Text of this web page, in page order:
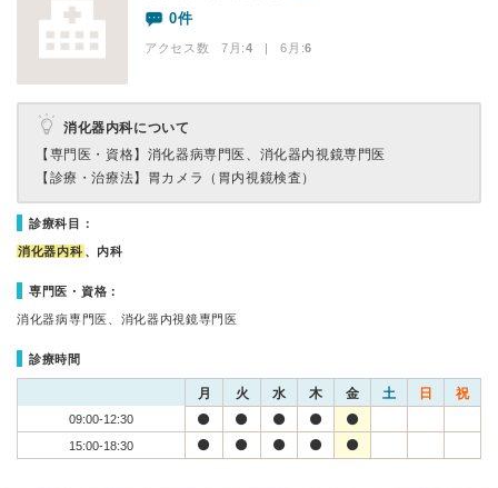
0件
アクセス数 7月:4 | 6月:6
消化器内科について
【専門医・資格】 消化器病専門医、消化器内視鏡専門医
【診療・治療法】 胃カメラ（胃内視鏡検査）
診療科目：
消化器内科 、内科
専門医・資格：
消化器病専門医、消化器内視鏡専門医
診療時間
月 火 水 木 金 土 日 祝
09:00-12:30
15:00-18:30